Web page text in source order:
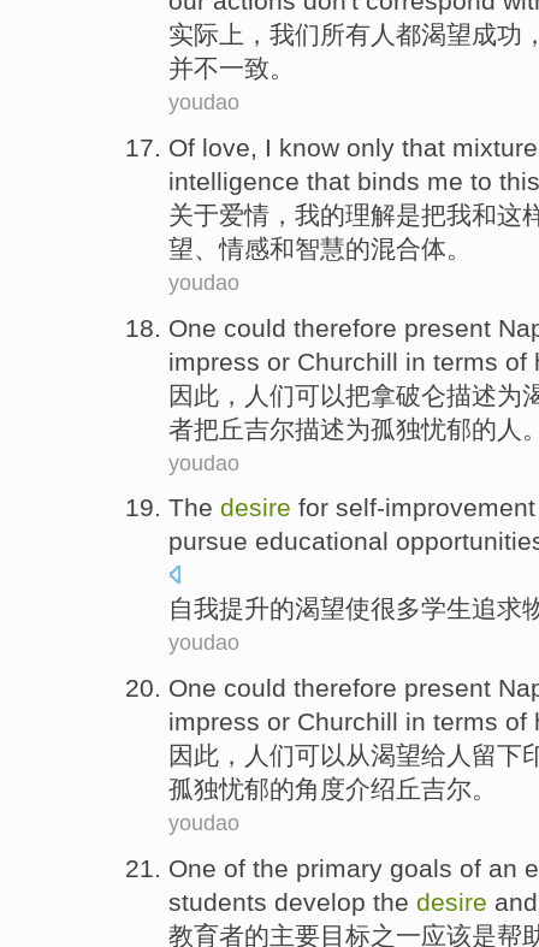
实际上 ， 我们所有人 都渴望成功
并不一致。
youdao
Of love, I know only that mixture
intelligence that binds me to this
关于爱情， 我的理解是把我和这
望、情感和智慧的混合体。
youdao
One could therefore present
impress or Churchill in terms of
因此 ， 人们可以把拿破仑描述为
者把丘吉尔描述为孤独忧郁的人
youdao
The desire for self-improvement
pursue educational
自我提升的渴望使很多学生追求
youdao
One could therefore present
impress or Churchill in terms of
因此 ， 人们可以 从渴望给 人留下
孤独忧郁的角度介绍丘吉尔。
youdao
One of the primary goals of an
students develop the desire and
教育者的主要目标之一应该是帮